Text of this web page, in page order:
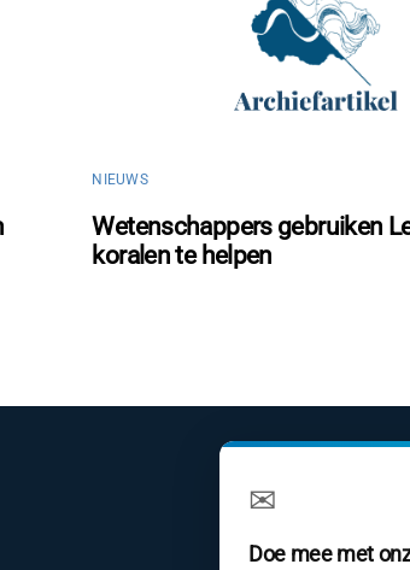
✉
Doe mee met
NIEUWS
Wetenschappers gebruiken
koralen te helpen